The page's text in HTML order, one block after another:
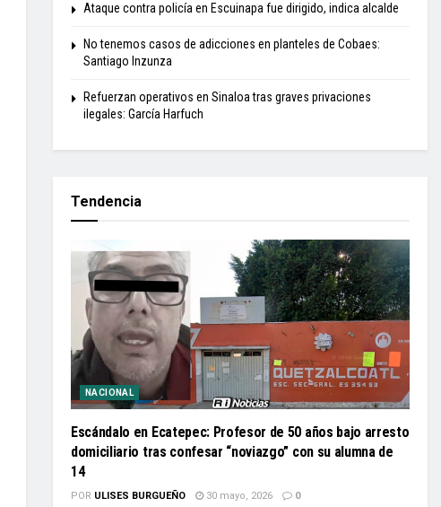
Ataque contra policía en Escuinapa fue dirigido, indica alcalde
No tenemos casos de adicciones en planteles de Cobaes:
Santiago Inzunza
Refuerzan operativos en Sinaloa tras graves privaciones
ilegales: García Harfuch
Tendencia
NACIONAL
Escándalo en Ecatepec: Profesor de 50 años bajo arresto
domiciliario tras confesar “noviazgo” con su alumna de
14
POR ULISES BURGUEÑO 30 mayo, 2026 0